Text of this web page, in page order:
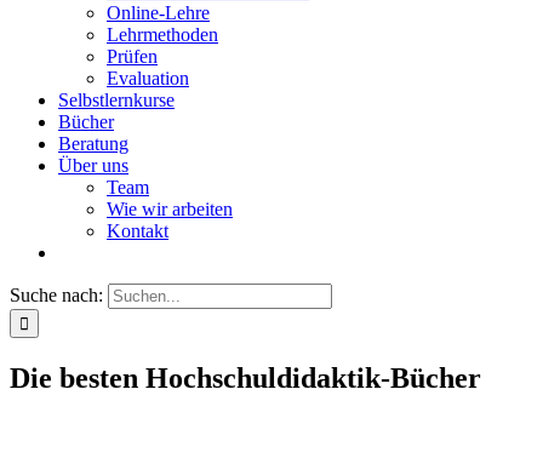
Online-Lehre
Lehrmethoden
Prüfen
Evaluation
Selbstlernkurse
Bücher
Beratung
Über uns
Team
Wie wir arbeiten
Kontakt
Suche nach:
Die besten Hochschuldidaktik-Bücher